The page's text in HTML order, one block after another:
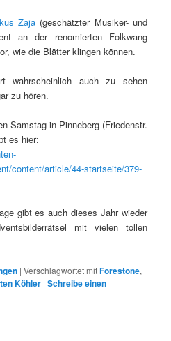
Zaja (geschätzter Musiker- und
an der renomierten Folkwang
wie die Blätter klingen können.
wahrscheinlich auch zu sehen
zu hören.
Samstag in Pinneberg (Friedenstr.
es hier:
content/article/44-startseite/379-
gibt es auch dieses Jahr wieder
mit vielen tollen
|Verschlagwortet mitForestone,
Köhler |Schreibe einen